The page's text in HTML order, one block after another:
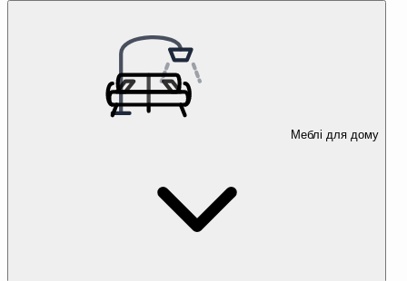
Меблі для дому